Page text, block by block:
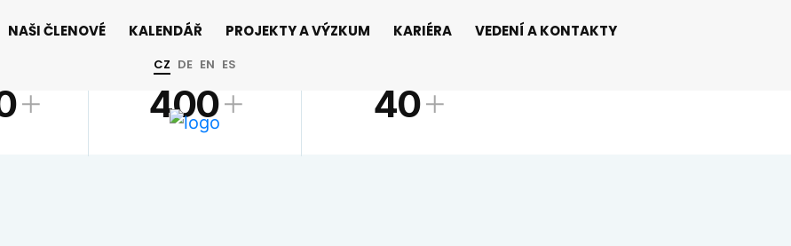
NAŠI ČLENOVÉ KALENDÁŘ PROJEKTY A VÝZKUM KARIÉRA VEDENÍ A KONTAKTY
CZ DE EN ES
CELKOVÝ OBRAT - MIL. €
400 40